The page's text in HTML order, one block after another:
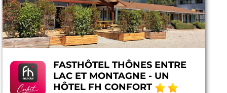
FASTHÔTEL THÔNES ENTRE
LAC ET MONTAGNE - UN
HÔTEL FH CONFORT